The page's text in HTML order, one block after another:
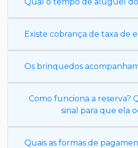
Existe cobrança de taxa de
Os brinquedos
Como funciona a reserva?
sinal para que ela
Quais as formas de